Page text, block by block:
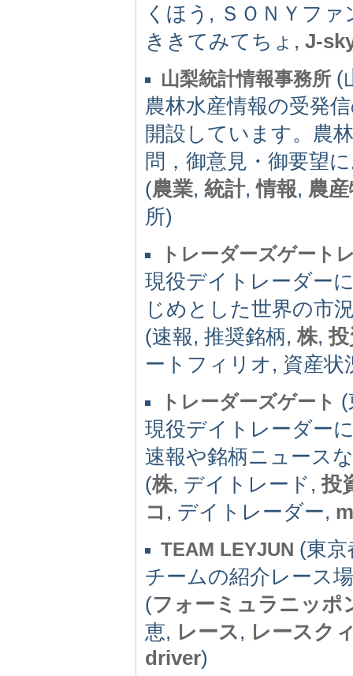
くほう, ＳＯＮＹフ
ききてみてちょ, J-
山梨統計情報事務所 (
農林水産情報の受発
開設しています。農
問，御意見・御要望
(農業, 統計,情報, 農
所)
トレーダーズゲート
現役デイトレーダー
じめとした世界の市
(速報, 推奨銘柄,株,
ートフィリオ, 資産状
トレーダーズゲート (
現役デイトレーダー
速報や銘柄ニュース
(株, デイトレード,投
コ , デイトレーダー,
TEAM LEYJUN (東京
チームの紹介レース
(フォーミュラニッポ
恵, レース, レースク
driver)